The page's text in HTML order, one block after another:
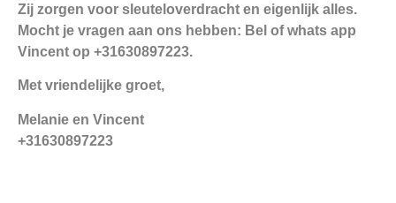
Zij zorgen voor sleuteloverdracht en eigenlijk alles.
Mocht je vragen aan ons hebben: Bel of whats app
Vincent op +31630897223.
Met vriendelijke groet,
Melanie en Vincent
+31630897223